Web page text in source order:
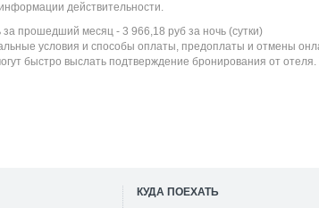
действительности.
за прошедший месяц - 3 966,18 руб за ночь (сутки)
условия и способы оплаты, предоплаты и отмены
быстро выслать подтверждение бронирования от
КУДА ПОЕХАТЬ